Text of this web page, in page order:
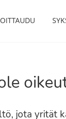
jota yrität